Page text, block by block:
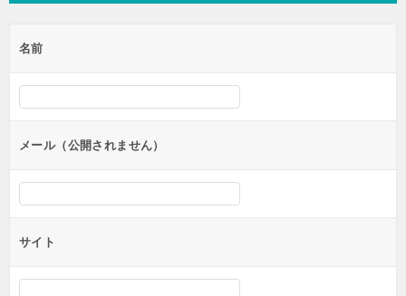
名前
メール（公開されません）
サイト